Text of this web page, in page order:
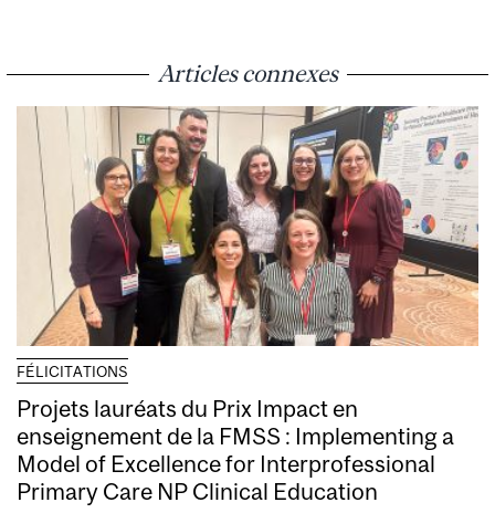
Articles connexes
FÉLICITATIONS
Projets lauréats du Prix Impact en
enseignement de la FMSS : Implementing a
Model of Excellence for Interprofessional
Primary Care NP Clinical Education